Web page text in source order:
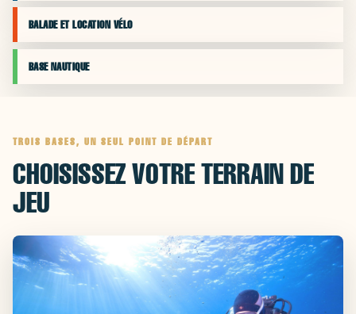
BALADE ET LOCATION VÉLO
BASE NAUTIQUE
TROIS BASES, UN SEUL POINT DE DÉPART
CHOISISSEZ VOTRE TERRAIN DE
JEU